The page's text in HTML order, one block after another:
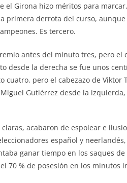
el Girona hizo méritos para
primera derrota del curso,
Es tercero.
antes del minuto tres, pero
desde la derecha se fue unos
cuatro, pero el cabezazo de Viktor
Gutiérrez desde la
claras, acabaron de espolear e
español y
ganar tiempo en los saques
70 % de posesión en los minutos